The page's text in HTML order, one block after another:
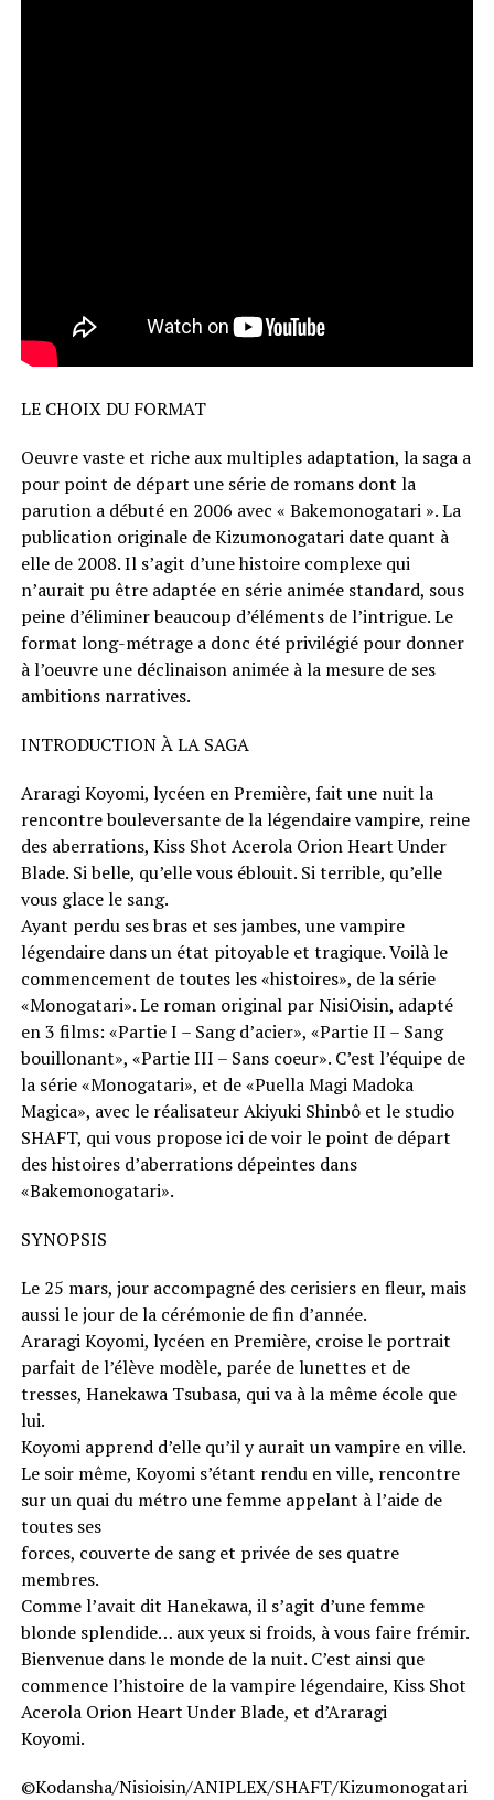
LE CHOIX DU FORMAT
Oeuvre vaste et riche aux multiples adaptation, la saga a
pour point de départ une série de romans dont la
parution a débuté en 2006 avec « Bakemonogatari ». La
publication originale de Kizumonogatari date quant à
elle de 2008. Il s’agit d’une histoire complexe qui
n’aurait pu être adaptée en série animée standard, sous
peine d’éliminer beaucoup d’éléments de l’intrigue. Le
format long-métrage a donc été privilégié pour donner
à l’oeuvre une déclinaison animée à la mesure de ses
ambitions narratives.
INTRODUCTION À LA SAGA
Araragi Koyomi, lycéen en Première, fait une nuit la
rencontre bouleversante de la légendaire vampire, reine
des aberrations, Kiss Shot Acerola Orion Heart Under
Blade. Si belle, qu’elle vous éblouit. Si terrible, qu’elle
vous glace le sang.
Ayant perdu ses bras et ses jambes, une vampire
légendaire dans un état pitoyable et tragique. Voilà le
commencement de toutes les «histoires», de la série
«Monogatari». Le roman original par NisiOisin, adapté
en 3 films: «Partie I – Sang d’acier», «Partie II – Sang
bouillonant», «Partie III – Sans coeur». C’est l’équipe de
la série «Monogatari», et de «Puella Magi Madoka
Magica», avec le réalisateur Akiyuki Shinbô et le studio
SHAFT, qui vous propose ici de voir le point de départ
des histoires d’aberrations dépeintes dans
«Bakemonogatari».
SYNOPSIS
Le 25 mars, jour accompagné des cerisiers en fleur, mais
aussi le jour de la cérémonie de fin d’année.
Araragi Koyomi, lycéen en Première, croise le portrait
parfait de l’élève modèle, parée de lunettes et de
tresses, Hanekawa Tsubasa, qui va à la même école que
lui.
Koyomi apprend d’elle qu’il y aurait un vampire en ville.
Le soir même, Koyomi s’étant rendu en ville, rencontre
sur un quai du métro une femme appelant à l’aide de
toutes ses
forces, couverte de sang et privée de ses quatre
membres.
Comme l’avait dit Hanekawa, il s’agit d’une femme
blonde splendide… aux yeux si froids, à vous faire frémir.
Bienvenue dans le monde de la nuit. C’est ainsi que
commence l’histoire de la vampire légendaire, Kiss Shot
Acerola Orion Heart Under Blade, et d’Araragi
Koyomi.
©Kodansha/Nisioisin/ANIPLEX/SHAFT/Kizumonogatari